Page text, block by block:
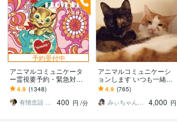
予約受付中
アニマルコミュニケータ
ー霊視要予約・緊急対応
します ペットロスの魂を
深掘りし時空を超え生ま
れ変わり…響き伝えます
4.9 (1348)
有情念話 ねるふ ﾋﾋﾞｷﾏﾉｽﾍﾞｼ
400 円 /分
アニマルコミュニケーシ
ョンします いつも一緒に
過ごすあの子の気持ち、
知りたくないですか？
4.9 (765)
みぃちゃん★アニマルコミュニケーター
4,000 円